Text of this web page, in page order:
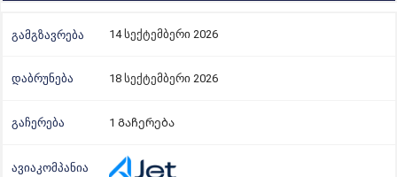
14 სექტემბერი 2026
18 სექტემბერი 2026
1 Გაჩერება